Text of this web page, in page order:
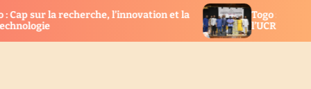
l’innovation et la
Togo : Les nouveaux élus
l’UCRM installés